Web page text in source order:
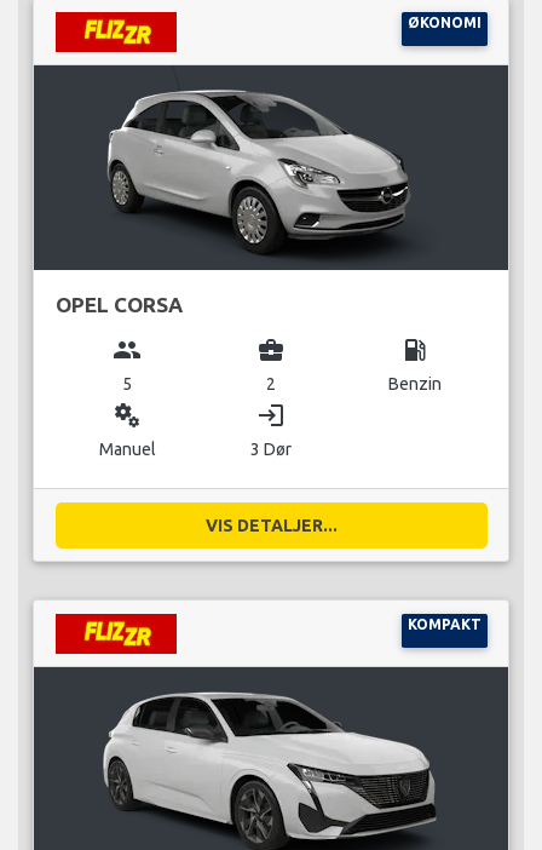
ØKONOMI
OPEL CORSA
group
5
business_center
2
local_gas_station
Benzin
miscellaneous_services
Manuel
login
3 Dør
VIS DETALJER...
KOMPAKT